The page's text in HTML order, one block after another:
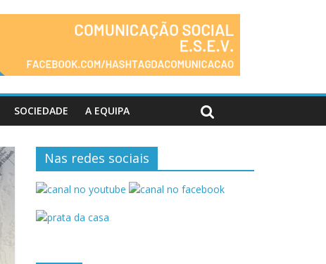
SOCIEDADE A EQUIPA
Nas redes sociais